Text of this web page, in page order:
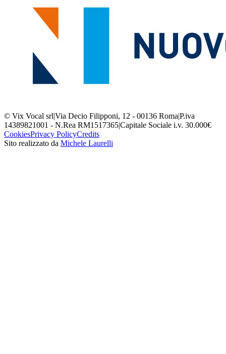
© Vix Vocal srl|Via Decio Filipponi, 12 - 00136 Roma|P.iva
14389821001 - N.Rea RM1517365|Capitale Sociale i.v. 30.000€
CookiesPrivacy PolicyCredits
Sito realizzato da Michele Laurelli